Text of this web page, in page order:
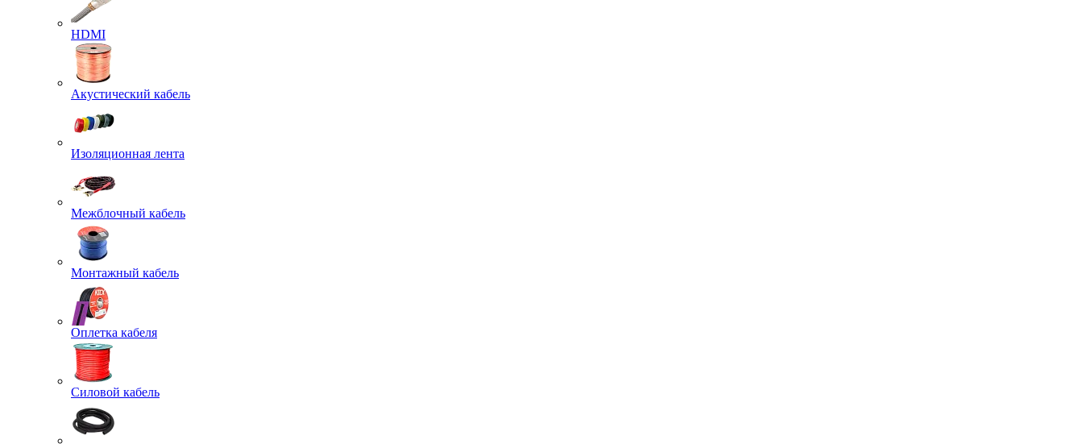
HDMI
Акустический кабель
Изоляционная лента
Межблочный кабель
Монтажный кабель
Оплетка кабеля
Силовой кабель